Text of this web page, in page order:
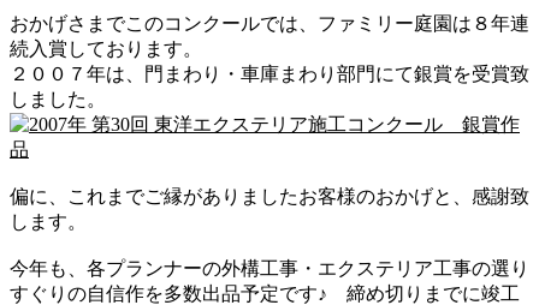
おかげさまでこのコンクールでは、ファミリー庭園は８年連
続入賞しております。
２００７年は、門まわり・車庫まわり部門にて銀賞を受賞致
しました。
偏に、これまでご縁がありましたお客様のおかげと、感謝致
します。
今年も、各プランナーの外構工事・エクステリア工事の選り
すぐりの自信作を多数出品予定です♪ 締め切りまでに竣工